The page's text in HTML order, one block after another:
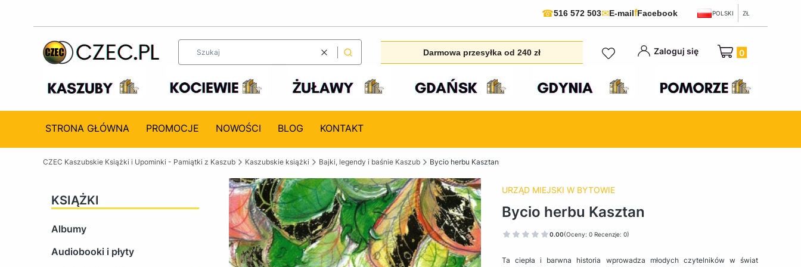
☎516 572 503✉E-mailfFacebook POLSKI ZŁ
WyczyśćSzukaj Darmowa przesyłka od 240 zł Zaloguj się Produkty w
STRONA GŁÓWNA PROMOCJE NOWOŚCI BLOG KONTAKT
CZEC Kaszubskie Książki i Upominki - Pamiątki z Kaszub Kaszubskie książki Bajki, legendy i baśnie Kaszub Bycio herbu Kasztan
KSIĄŻKI
Albumy
Audiobooki i płyty
URZĄD MIEJSKI W BYTOWIE
Bycio herbu Kasztan
0.00(Oceny: 0 Recenzje: 0)
Ta ciepła i barwna historia wprowadza młodych czytelników w świat